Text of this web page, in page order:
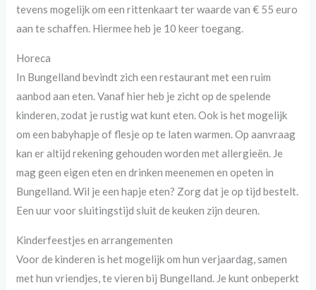
tevens mogelijk om een rittenkaart ter waarde van € 55 euro
aan te schaffen. Hiermee heb je 10 keer toegang.
Horeca
In Bungelland bevindt zich een restaurant met een ruim
aanbod aan eten. Vanaf hier heb je zicht op de spelende
kinderen, zodat je rustig wat kunt eten. Ook is het mogelijk
om een babyhapje of flesje op te laten warmen. Op aanvraag
kan er altijd rekening gehouden worden met allergieën. Je
mag geen eigen eten en drinken meenemen en opeten in
Bungelland. Wil je een hapje eten? Zorg dat je op tijd bestelt.
Een uur voor sluitingstijd sluit de keuken zijn deuren.
Kinderfeestjes en arrangementen
Voor de kinderen is het mogelijk om hun verjaardag, samen
met hun vriendjes, te vieren bij Bungelland. Je kunt onbeperkt